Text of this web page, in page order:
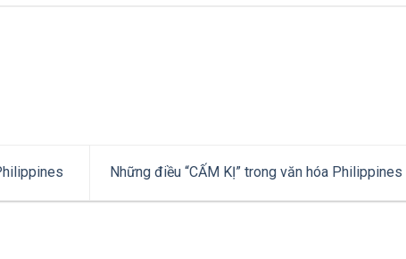
Những điều “CẤM KỊ” trong văn hóa Philippines